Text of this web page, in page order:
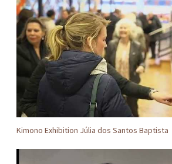
Kimono Exhibition Júlia dos Santos Baptista